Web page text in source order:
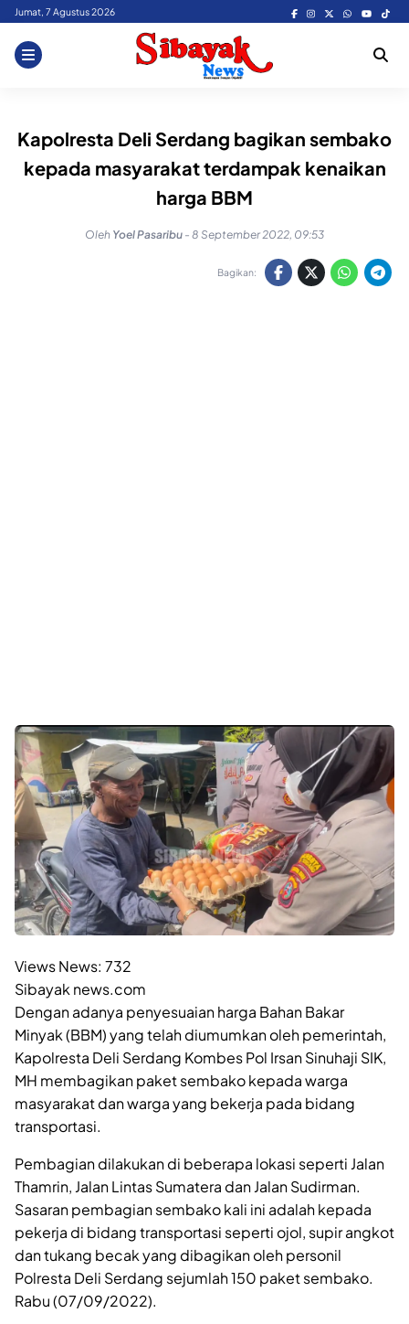
Skip
content
Jumat, 7 Agustus 2026
Kapolresta Deli Serdang bagikan sembako
kepada masyarakat terdampak kenaikan
harga BBM
Oleh Yoel Pasaribu - 8 September 2022, 09:53
Bagikan:
Views News: 732
Sibayak news.com
Dengan adanya penyesuaian harga Bahan Bakar
Minyak (BBM) yang telah diumumkan oleh pemerintah,
Kapolresta Deli Serdang Kombes Pol Irsan Sinuhaji SIK,
MH membagikan paket sembako kepada warga
masyarakat dan warga yang bekerja pada bidang
transportasi.
Pembagian dilakukan di beberapa lokasi seperti Jalan
Thamrin, Jalan Lintas Sumatera dan Jalan Sudirman.
Sasaran pembagian sembako kali ini adalah kepada
pekerja di bidang transportasi seperti ojol, supir angkot
dan tukang becak yang dibagikan oleh personil
Polresta Deli Serdang sejumlah 150 paket sembako.
Rabu (07/09/2022).